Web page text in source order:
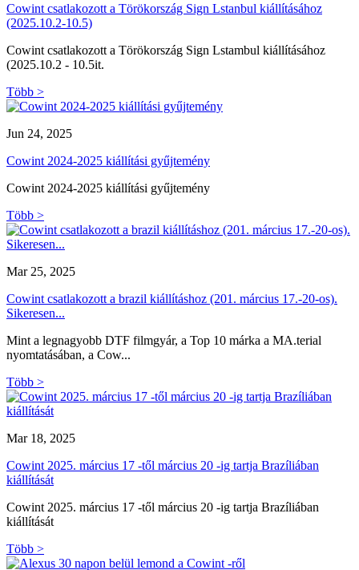
Cowint csatlakozott a Törökország Sign Lstanbul kiállításához
(2025.10.2-10.5)
Cowint csatlakozott a Törökország Sign Lstambul kiállításához
(2025.10.2 - 10.5it.
Több >
Jun 24, 2025
Cowint 2024-2025 kiállítási gyűjtemény
Cowint 2024-2025 kiállítási gyűjtemény
Több >
Mar 25, 2025
Cowint csatlakozott a brazil kiállításhoz (201. március 17.-20-os).
Sikeresen...
Mint a legnagyobb DTF filmgyár, a Top 10 márka a MA.terial
nyomtatásában, a Cow...
Több >
Mar 18, 2025
Cowint 2025. március 17 -től március 20 -ig tartja Brazíliában
kiállítását
Cowint 2025. március 17 -től március 20 -ig tartja Brazíliában
kiállítását
Több >